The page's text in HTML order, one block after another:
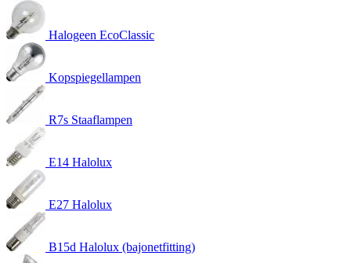
Halogeen EcoClassic
Kopspiegellampen
R7s Staaflampen
E14 Halolux
E27 Halolux
B15d Halolux (bajonetfitting)